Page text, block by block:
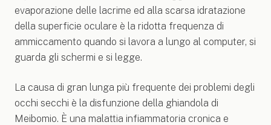
evaporazione delle lacrime ed alla scarsa idratazione
della superficie oculare è la ridotta frequenza di
ammiccamento quando si lavora a lungo al computer, si
guarda gli schermi e si legge.
La causa di gran lunga più frequente dei problemi degli
occhi secchi è la disfunzione della ghiandola di
Meibomio. È una malattia infiammatoria cronica e